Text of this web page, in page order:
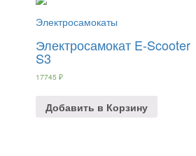
Электросамокаты
Электросамокат E-Scooter
S3
17745 ₽
Добавить в Корзину